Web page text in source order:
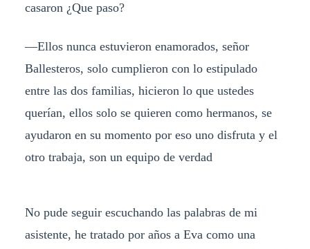
casaron ¿Que paso?
—Ellos nunca estuvieron enamorados, señor
Ballesteros, solo cumplieron con lo estipulado
entre las dos familias, hicieron lo que ustedes
querían, ellos solo se quieren como hermanos, se
ayudaron en su momento por eso uno disfruta y el
otro trabaja, son un equipo de verdad
No pude seguir escuchando las palabras de mi
asistente, he tratado por años a Eva como una